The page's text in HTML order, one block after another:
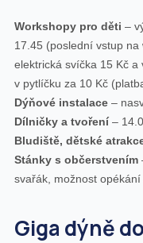
Workshopy pro děti –
17.45 (poslední vstup na
elektrická svíčka 15 Kč
v pytlíčku za 10 Kč
Dýňové instalace–
Dílničky a tvoření–
Bludiště, dětské
Stánky s občerstvením
svařák, možnost opékání
Giga dýně